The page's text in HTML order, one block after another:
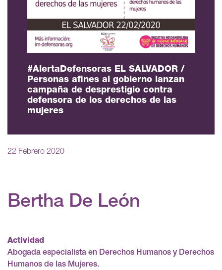
#AlertaDefensoras EL SALVADOR /
Personas afines al gobierno lanzan
campaña de desprestigio contra
defensora de los derechos de las
mujeres
22 Febrero 2020
Bertha De León
Actividad
Abogada especialista en Derechos Humanos y Derechos
Humanos de las Mujeres.